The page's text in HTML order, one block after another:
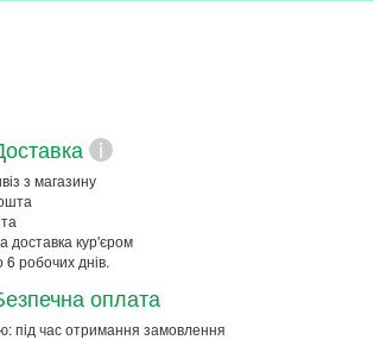
i
з магазину
доставка кур'єром
6 робочих днів.
оплата
під час отримання замовлення